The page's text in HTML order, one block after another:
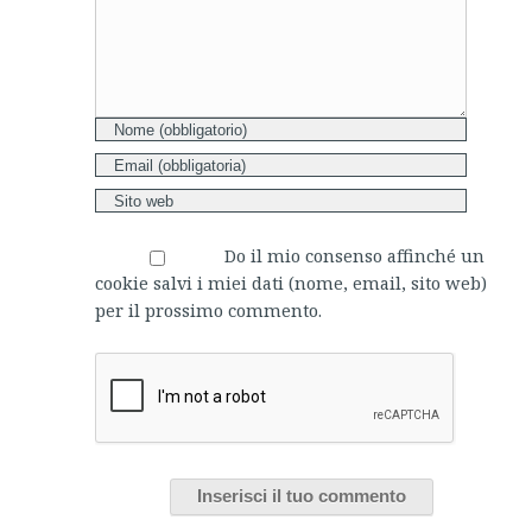
Do il mio consenso affinché un
cookie salvi i miei dati (nome, email, sito web)
per il prossimo commento.